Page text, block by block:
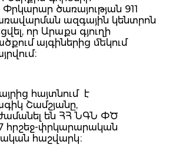
ծառայության 911
ազգային կենտրոն
որ Արաքս գյուղի
այգիներից մեկում
հայտնում է
Շամշյանը,
են ՀՀ ՆԳՆ ՓԾ
հրշեջ-փրկարարական
հաշվարկ։